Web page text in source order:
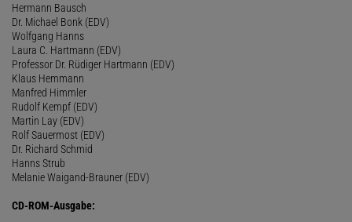
Hermann Bausch
Dr. Michael Bonk (EDV)
Wolfgang Hanns
Laura C. Hartmann (EDV)
Professor Dr. Rüdiger Hartmann (EDV)
Klaus Hemmann
Manfred Himmler
Rudolf Kempf (EDV)
Martin Lay (EDV)
Rolf Sauermost (EDV)
Dr. Richard Schmid
Hanns Strub
Melanie Waigand-Brauner (EDV)
CD-ROM-Ausgabe: